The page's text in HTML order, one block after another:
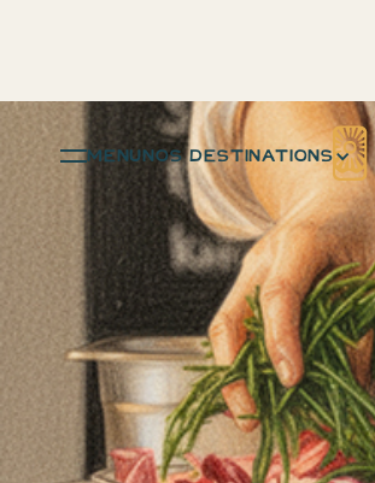
menu NOS DESTINATIONS